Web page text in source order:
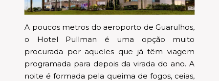
A poucos metros do aeroporto de Guarulhos,
o Hotel Pullman é uma opção muito
procurada por aqueles que já têm viagem
programada para depois da virada do ano. A
noite é formada pela queima de fogos, ceias,